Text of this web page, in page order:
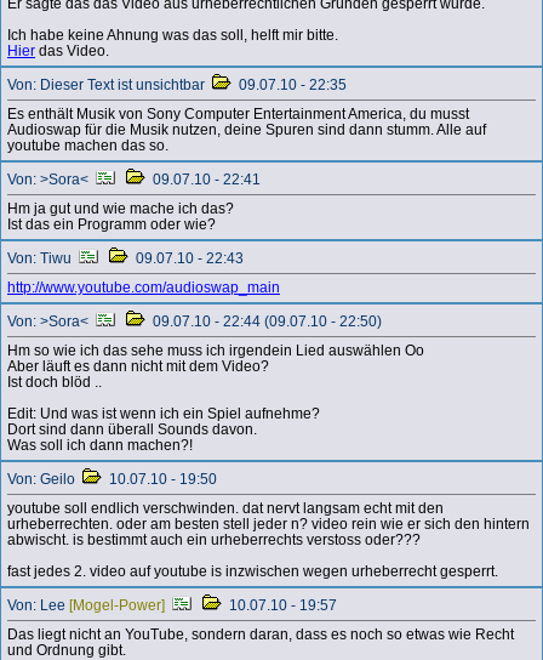
Ich habe keine Ahnung was das soll, helft mir bitte.
Hier das Video.
Von: Dieser Text ist unsichtbar
09.07.10 - 22:35
Es enthält Musik von Sony Computer Entertainment America, du musst
Audioswap für die Musik nutzen, deine Spuren sind dann stumm. Alle auf
youtube machen das so.
Von: >Sora<
09.07.10 - 22:41
Hm ja gut und wie mache ich das?
Ist das ein Programm oder wie?
Von: Tiwu
09.07.10 - 22:43
http://www.youtube.com/audioswap_main
Von: >Sora<
09.07.10 - 22:44 (09.07.10 - 22:50)
Hm so wie ich das sehe muss ich irgendein Lied auswählen Oo
Aber läuft es dann nicht mit dem Video?
Ist doch blöd ..
Edit: Und was ist wenn ich ein Spiel aufnehme?
Dort sind dann überall Sounds davon.
Was soll ich dann machen?!
Von: Geilo
10.07.10 - 19:50
youtube soll endlich verschwinden. dat nervt langsam echt mit den
urheberrechten. oder am besten stell jeder n? video rein wie er sich den hintern
abwischt. is bestimmt auch ein urheberrechts verstoss oder???
fast jedes 2. video auf youtube is inzwischen wegen urheberrecht gesperrt.
Von: Lee [Mogel-Power]
10.07.10 - 19:57
Das liegt nicht an YouTube, sondern daran, dass es noch so etwas wie Recht
und Ordnung gibt.